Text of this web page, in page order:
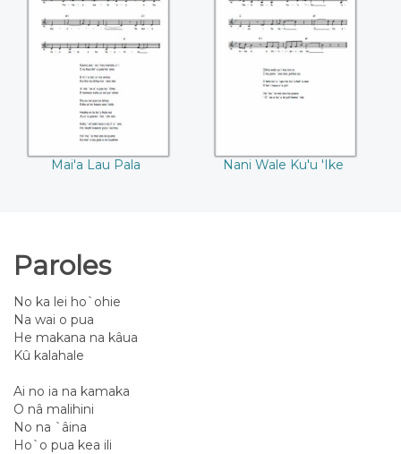
Mai'a Lau Pala
Mai'a Lau Pala
Nani Wale Ku'u 'Ike
Nani Wale Ku'u 'Ike
Paroles
No ka lei ho`ohie
Na wai o pua
He makana na kâua
Kû kalahale
Ai no ia na kamaka
O nâ malihini
No na `âina
Ho`o pua kea ili